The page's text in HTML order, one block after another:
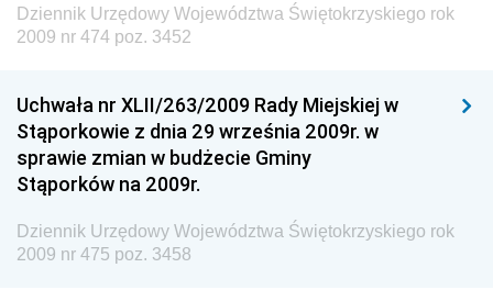
Środowiska
Dziennik Urzędowy Generalnej Dyrekcji Ochrony
Dziennik Urzędowy Ministerstwa Administracji,
Gospodarki Terenowej i Ochrony Środowiska
Dziennik Urzędowy Ministerstwa Administracji i
Gospodarki Przestrzennej
Dziennik Urzędowy Unii Europejskiej, L
Dziennik Urzędowy Województwa Świętokrzyskiego rok
2009 nr 474 poz. 3452
Uchwała nr XLII/263/2009 Rady Miejskiej w
Stąporkowie z dnia 29 września 2009r. w
sprawie zmian w budżecie Gminy
Stąporków na 2009r.
Dziennik Urzędowy Województwa Świętokrzyskiego rok
2009 nr 475 poz. 3458